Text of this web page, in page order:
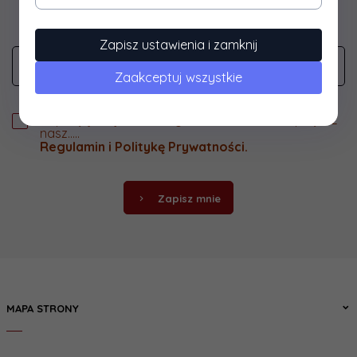
o promocjach jako pierwszy? Zapisz się do naszego
Zapisując się do naszego newslettera akceptujesz
nasz.....
Regulamin i Politykę Prywatności.
Zapisz mnie
MAPA STRONY
Zapisz ustawienia i zamknij
Zaakceptuj wszystkie